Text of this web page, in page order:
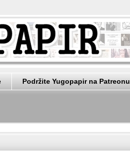
Podržite Yugopapir na Patreonu